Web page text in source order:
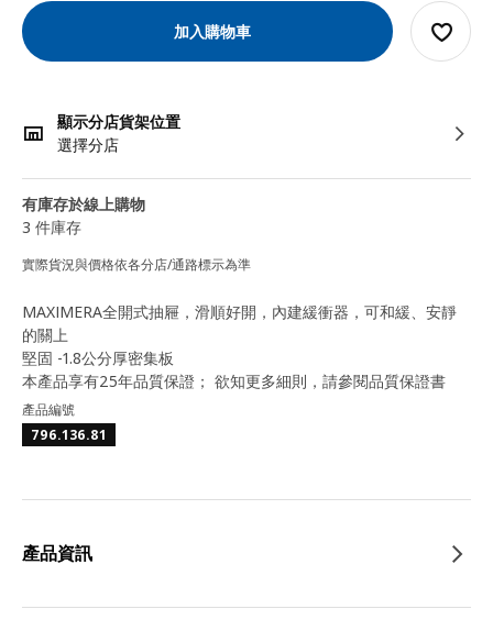
加入購物車
顯示分店貨架位置
選擇分店
有庫存於線上購物
3 件庫存
實際貨況與價格依各分店/通路標示為準
MAXIMERA全開式抽屜，滑順好開，內建緩衝器，可和緩、安靜
的關上
堅固 -1.8公分厚密集板
本產品享有25年品質保證； 欲知更多細則，請參閱品質保證書
產品編號
796.136.81
產品資訊